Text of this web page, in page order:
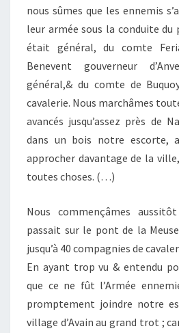
nous sûmes que les ennemis
leur armée sous la conduite du
était général, du comte
Benevent gouverneur
général,& du comte de
cavalerie. Nous marchâmes
avancés jusqu’assez près de
dans un bois notre escorte,
approcher davantage de la
toutes choses. (…)
Nous commençâmes
passait sur le pont de la
jusqu’à 40 compagnies de
En ayant trop vu & entendu
que ce ne fût l’Armée
promptement joindre notre
village d’Avain au grand trot ;